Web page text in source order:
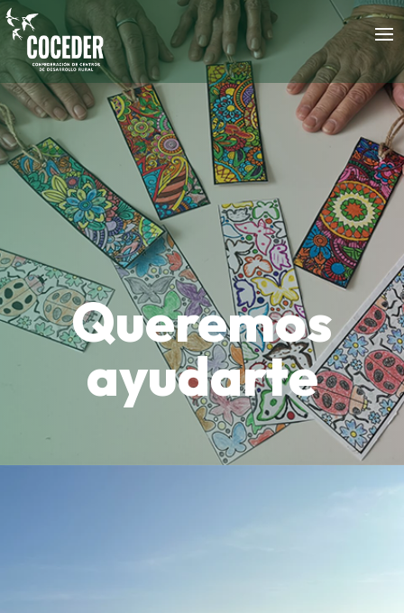
Queremos
ayudarte